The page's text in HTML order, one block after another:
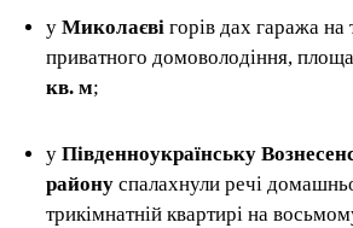
у Миколаєві горів дах гаража на
приватного домоволодіння,
кв. м;
у Південноукраїнську
району спалахнули речі
трикімнатній квартирі на